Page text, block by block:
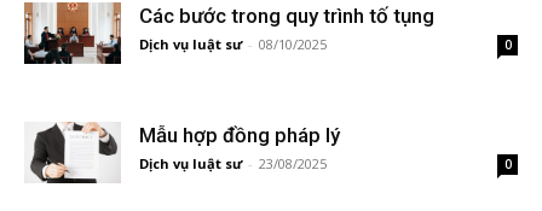
Các bước trong quy trình tố tụng
Dịch vụ luật sư - 08/10/2025 0
Mẫu hợp đồng pháp lý
Dịch vụ luật sư - 23/08/2025 0